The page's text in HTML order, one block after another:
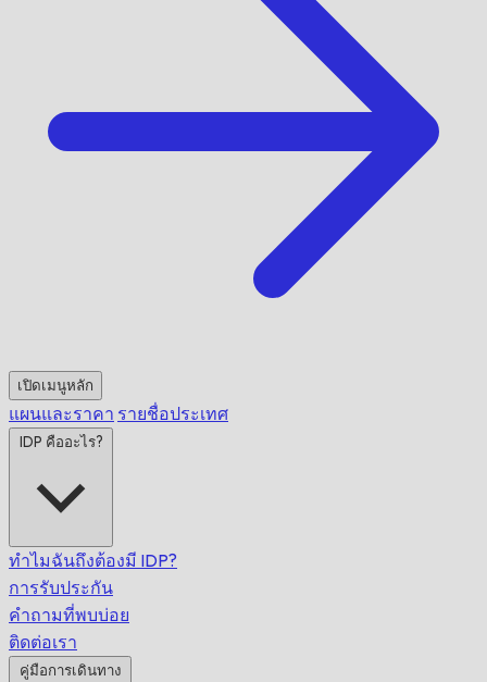
เปิดเมนูหลัก
แผนและราคา รายชื่อประเทศ
IDP คืออะไร?
ทำไมฉันถึงต้องมี IDP?
การรับประกัน
คำถามที่พบบ่อย
ติดต่อเรา
คู่มือการเดินทาง